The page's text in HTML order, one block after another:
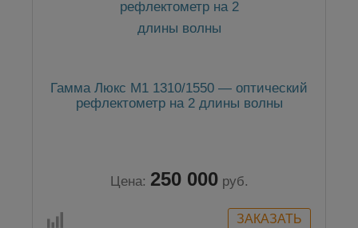
Гамма Люкс M1 1310/1550 — оптический
рефлектометр на 2 длины волны
Цена: 250 000 руб.